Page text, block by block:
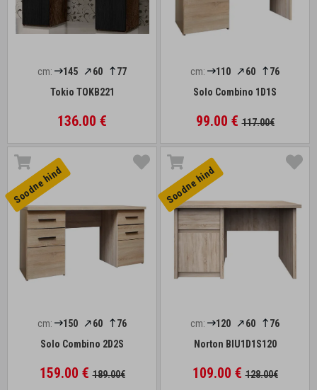
cm: 145 60
77
Tokio TOKB221
136.00 €
cm: 110 60
76
Solo Combino 1D1S
99.00 €117.00€
Soodne hind
cm: 150 60
76
Solo Combino 2D2S
159.00 €189.00€
Soodne hind
cm: 120 60
76
Norton BIU1D1S120
109.00 €128.00€